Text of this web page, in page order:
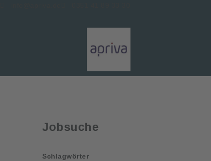
Jobsuche
SchlagwörterSchlüsselwort